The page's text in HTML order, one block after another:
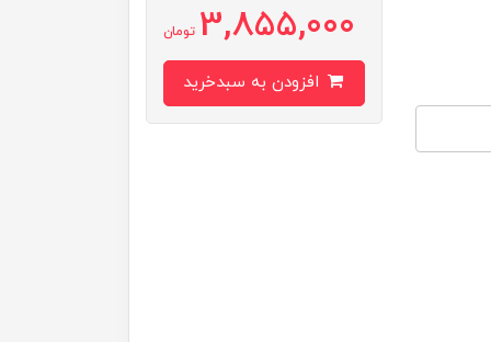
3,855,000 تومان